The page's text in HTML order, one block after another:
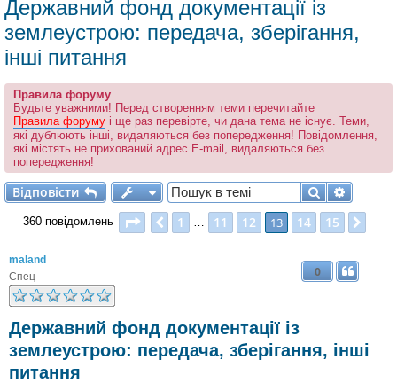
Державний фонд документації із
землеустрою: передача, зберігання,
інші питання
Правила форуму
Будьте уважними! Перед створенням теми перечитайте
Правила форуму і ще раз перевірте, чи дана тема не існує. Теми,
які дублюють інші, видаляються без попередження! Повідомлення,
які містять не прихований адрес E-mail, видаляються без
попередження!
Відповісти
Відповісти Пошук
360 повідомлень Сторінка з
Поперед.
1 … 11 12 13 14 15
maland
Спец
Державний фонд документації із
землеустрою: передача, зберігання, інші
питання
0